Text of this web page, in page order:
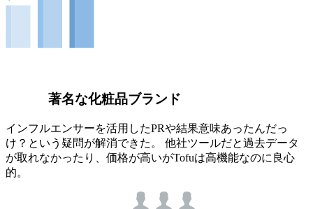
著名な化粧品ブランド
インフルエンサーを活用したPRや結果意味あったんだっ
け？という疑問が解消できた。 他社ツールだと過去データ
が取れなかったり、価格が高いがTofuは高機能なのに良心
的。